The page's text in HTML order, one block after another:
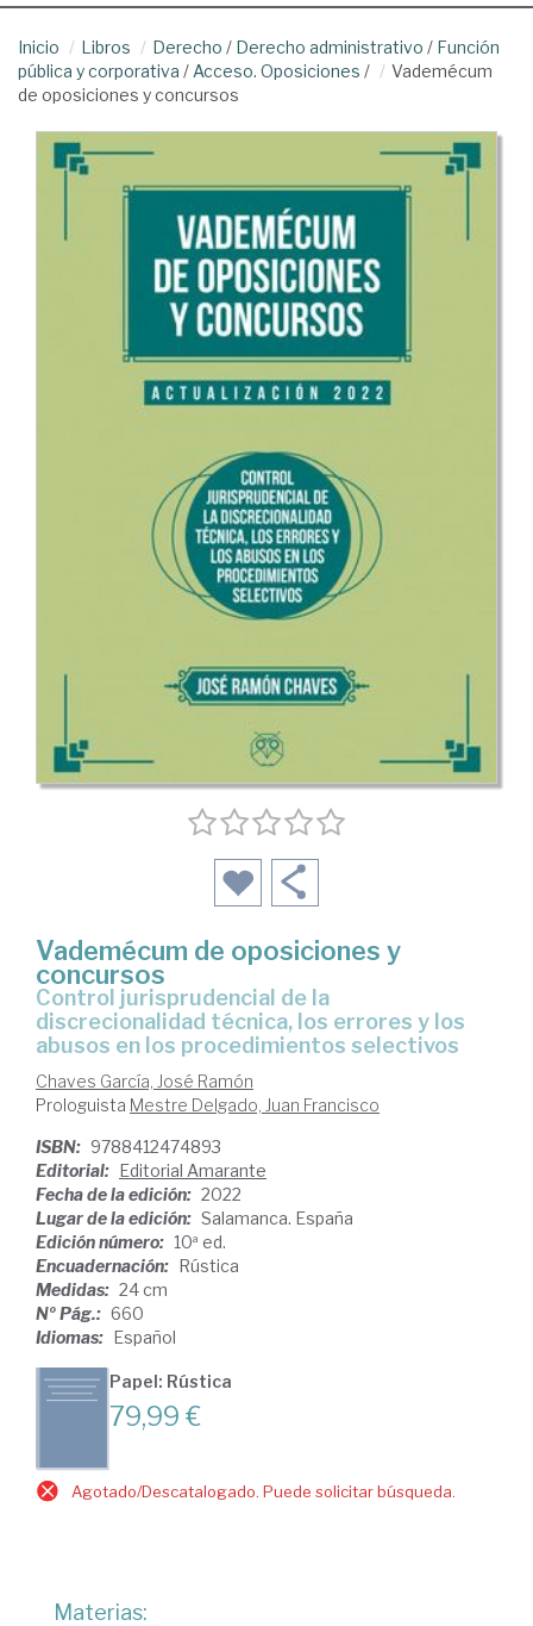
Inicio Libros Derecho / Derecho administrativo / Función
pública y corporativa / Acceso. Oposiciones /
Vademécum
de oposiciones y concursos
Vademécum de oposiciones y
concursos
control jurisprudencial de la
discrecionalidad técnica, los errores y los
abusos en los procedimientos selectivos
Chaves García, José Ramón
Prologuista Mestre Delgado, Juan Francisco
ISBN: 9788412474893
Editorial: Editorial Amarante
Fecha de la edición: 2022
Lugar de la edición: Salamanca. España
Edición número: 10ª ed.
Encuadernación: Rústica
Medidas: 24 cm
Nº Pág.: 660
Idiomas: Español
Papel: Rústica
79,99 €
Agotado/Descatalogado. Puede solicitar búsqueda.
Materias: